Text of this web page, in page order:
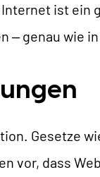
ist ein
– genau wie
Gesetze
vor, dass